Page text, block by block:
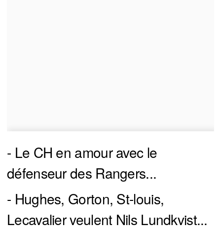
- Le CH en amour avec le
défenseur des Rangers...
- Hughes, Gorton, St-louis,
Lecavalier veulent Nils Lundkvist...